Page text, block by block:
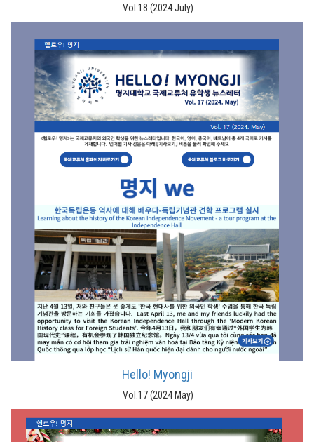
Vol.18 (2024 July)
Hello! Myongji
Vol.17 (2024 May)